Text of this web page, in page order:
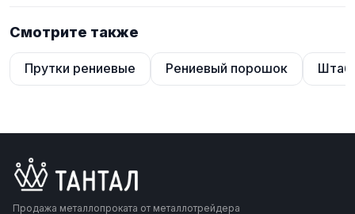
Смотрите также
Прутки рениевые Рениевый порошок
Продажа металлопроката от металлотрейдера